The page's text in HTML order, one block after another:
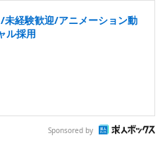
未経験歓迎/アニメーション動
ル採用
Sponsored by